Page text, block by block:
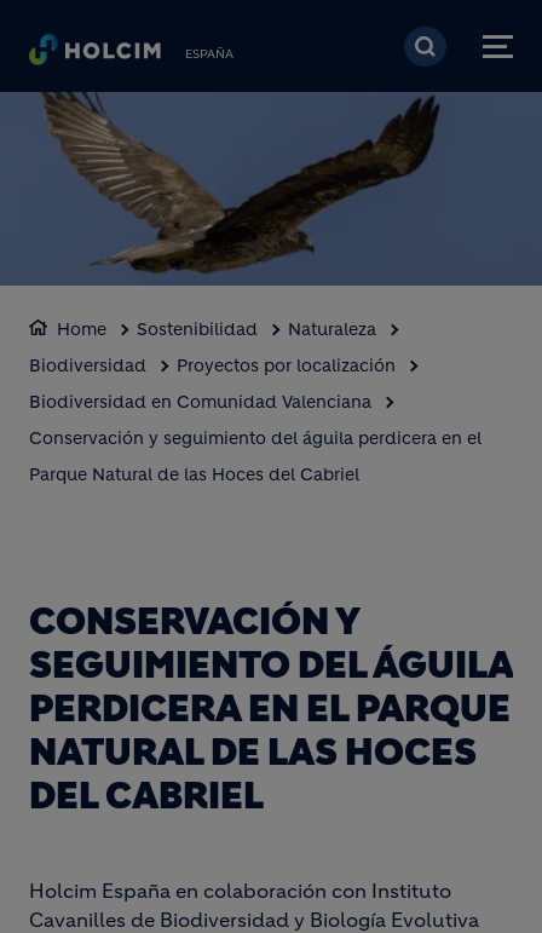
Pasar al contenido
ESPAÑA
Home Sostenibilidad
Naturaleza
Biodiversidad
Proyectos por localización
Biodiversidad en Comunidad Valenciana
Conservación y seguimiento del águila perdicera en el
Parque Natural de las Hoces del Cabriel
CONSERVACIÓN Y
SEGUIMIENTO DEL ÁGUILA
PERDICERA EN EL PARQUE
NATURAL DE LAS HOCES
DEL CABRIEL
Holcim España en colaboración con Instituto
Cavanilles de Biodiversidad y Biología Evolutiva